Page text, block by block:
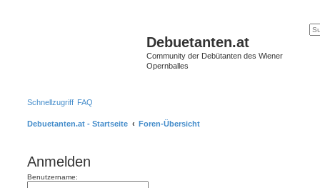
Debuetanten.at
Community der Debütanten des Wiener
Opernballes
Schnellzugriff FAQ
Debuetanten.at - Startseite Foren-Übersicht
Anmelden
Benutzername: